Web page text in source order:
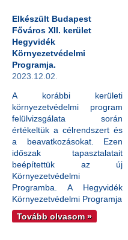
Elkészült Budapest
Főváros XII. kerület
Hegyvidék
Környezetvédelmi
Programja.
2023.12.02.
A korábbi kerületi
környezetvédelmi program
felülvizsgálata során
értékeltük a célrendszert és
a beavatkozásokat. Ezen
időszak tapasztalatait
beépítettük az új
Környezetvédelmi
Programba. A Hegyvidék
Környezetvédelmi Programja
Tovább olvasom »